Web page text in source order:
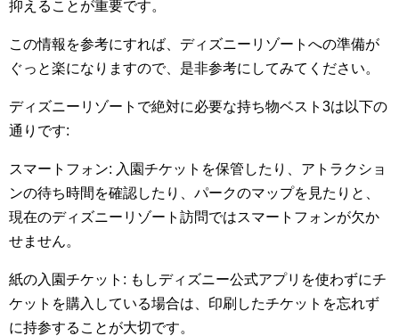
抑えることが重要です。
この情報を参考にすれば、ディズニーリゾートへの準備が
ぐっと楽になりますので、是非参考にしてみてください。
ディズニーリゾートで絶対に必要な持ち物ベスト3は以下の
通りです:
スマートフォン: 入園チケットを保管したり、アトラクショ
ンの待ち時間を確認したり、パークのマップを見たりと、
現在のディズニーリゾート訪問ではスマートフォンが欠か
せません。
紙の入園チケット: もしディズニー公式アプリを使わずにチ
ケットを購入している場合は、印刷したチケットを忘れず
に持参することが大切です。